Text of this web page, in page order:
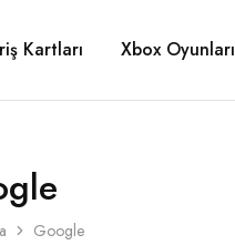
Kartları Xbox Oyunları
Google